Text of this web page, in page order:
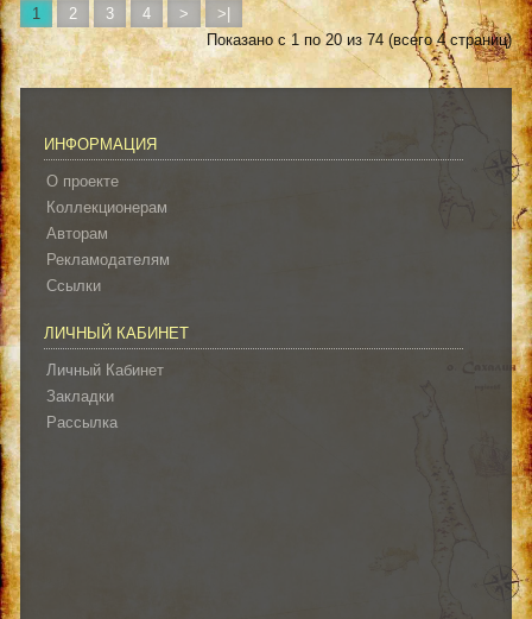
1
2 3 4 >
>|
Показано с 1 по 20 из 74 (всего 4 страниц)
ИНФОРМАЦИЯ
О проекте
Коллекционерам
Авторам
Рекламодателям
Ссылки
ЛИЧНЫЙ КАБИНЕТ
Личный Кабинет
Закладки
Рассылка